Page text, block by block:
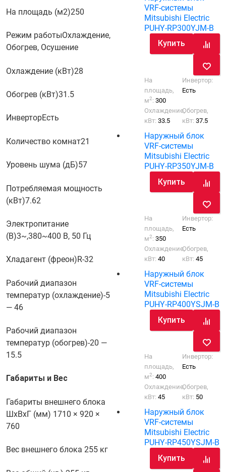
На площадь (м2)250
Режим работыОхлаждение,
Обогрев, Осушение
Охлаждение (кВт)28
Обогрев (кВт)31.5
ИнверторЕсть
Количество комнат21
Уровень шума (дБ)57
Потребляемая мощность
(кВт)7.62
Электропитание
(В)3~,380~400 В, 50 Гц
Хладагент (фреон)R-32
Рабочий диапазон
температур (охлаждение)-5
— 46
Рабочий диапазон
температур (обогрев)-20 —
15.5
Габариты и Вес
Габариты внешнего блока
ШхВхГ (мм) 1710 × 920 ×
760
Вес внешнего блока 255 кг
VRF-системы
Mitsubishi Electric
PUHY-RP300YJM-B
Купить
На
площадь,
м2:300
Инвертор:
Есть
Охлаждение,
кВт:33.5
Обогрев,
кВт:37.5
Наружный блок
VRF-системы
Mitsubishi Electric
PUHY-RP350YJM-B
Купить
На
площадь,
м2:350
Инвертор:
Есть
Охлаждение,
кВт:40
Обогрев,
кВт:45
Наружный блок
VRF-системы
Mitsubishi Electric
PUHY-RP400YSJM-B
Купить
На
площадь,
м2:400
Инвертор:
Есть
Охлаждение,
кВт:45
Обогрев,
кВт: 50
Наружный блок
VRF-системы
Mitsubishi Electric
PUHY-RP450YSJM-B
Купить